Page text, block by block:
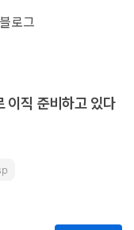
로그
이직 준비하고 있다